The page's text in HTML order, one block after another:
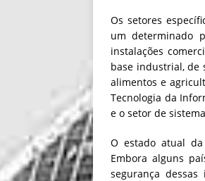
Os setores
um determinado
instalações
base industrial, de
alimentos e
Tecnologia da
e o setor de
O estado atual
Embora alguns
segurança